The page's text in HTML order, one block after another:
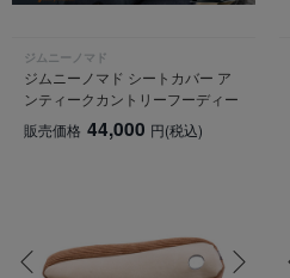
ジムニーノマド
ジムニーノマド シートカバー ア
ンティークカントリーフーディー
販売価格 44,000 円(税込)